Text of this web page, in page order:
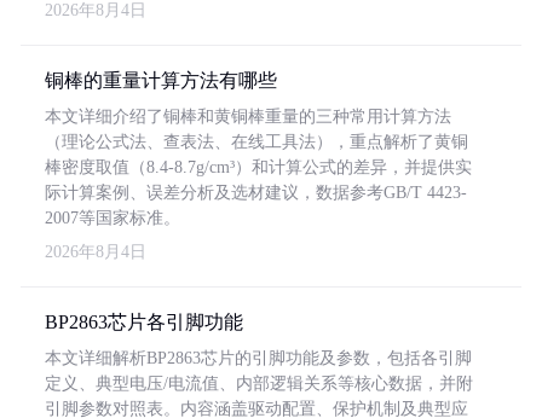
2026年8月4日
铜棒的重量计算方法有哪些
本文详细介绍了铜棒和黄铜棒重量的三种常用计算方法
（理论公式法、查表法、在线工具法），重点解析了黄铜
棒密度取值（8.4-8.7g/cm³）和计算公式的差异，并提供实
际计算案例、误差分析及选材建议，数据参考GB/T 4423-
2007等国家标准。
2026年8月4日
BP2863芯片各引脚功能
本文详细解析BP2863芯片的引脚功能及参数，包括各引脚
定义、典型电压/电流值、内部逻辑关系等核心数据，并附
引脚参数对照表。内容涵盖驱动配置、保护机制及典型应